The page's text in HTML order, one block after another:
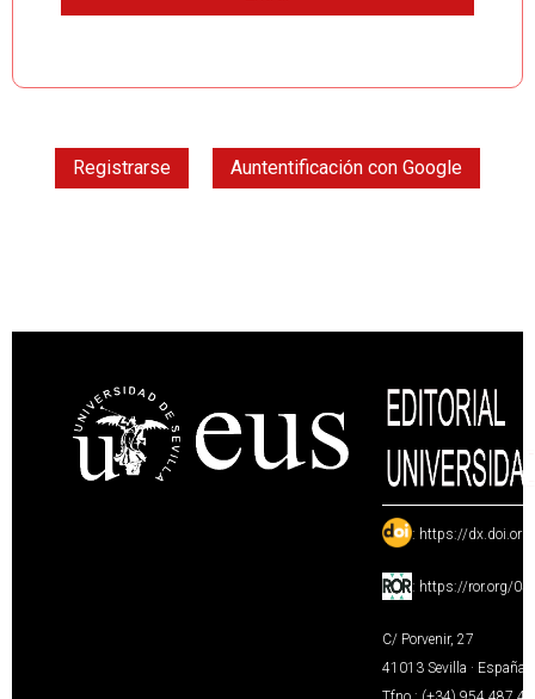
Registrarse Auntentificación con Google
: https://
: https://ror.org/
C/ Porvenir, 27
41013 Sevilla · España